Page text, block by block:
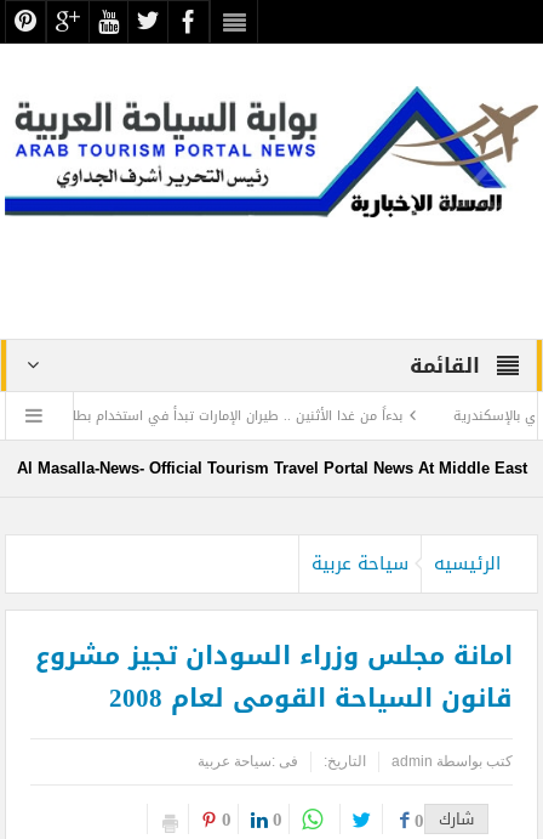
القائمة
بدءاً من غدا الأثنين .. طيران الإمارات تبدأ في استخدام بطاقات الصعود ”
المستفز لبطلة كليوباترا وتصدر بيانها الثاني
Al Masalla-News- Official Tourism Travel Portal News At Middle East
الرئيسيه سياحة عربية
امانة مجلس وزراء السودان تجيز مشروع
قانون السياحة القومى لعام 2008
كتب بواسطة admin التاريخ: فى :سياحة عربية
شارك 0
0
0